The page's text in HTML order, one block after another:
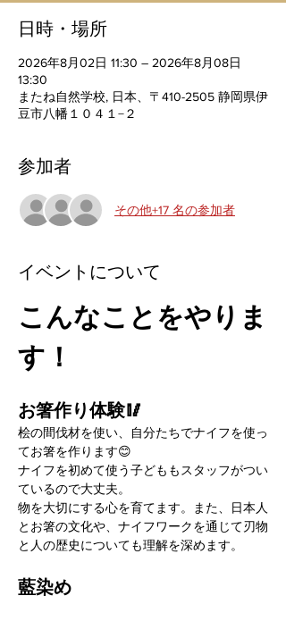
日時・場所
2026年8月02日 11:30 – 2026年8月08日
13:30
またね自然学校, 日本、〒410-2505 静岡県伊
豆市八幡１０４１−２
参加者
その他+17 名の参加者
イベントについて
こんなことをやりま
す！
お箸作り体験🥢
桧の間伐材を使い、自分たちでナイフを使っ
てお箸を作ります😊
ナイフを初めて使う子どももスタッフがつい
ているので大丈夫。
物を大切にする心を育てます。また、日本人
とお箸の文化や、ナイフワークを通じて刃物
と人の歴史についても理解を深めます。
藍染め